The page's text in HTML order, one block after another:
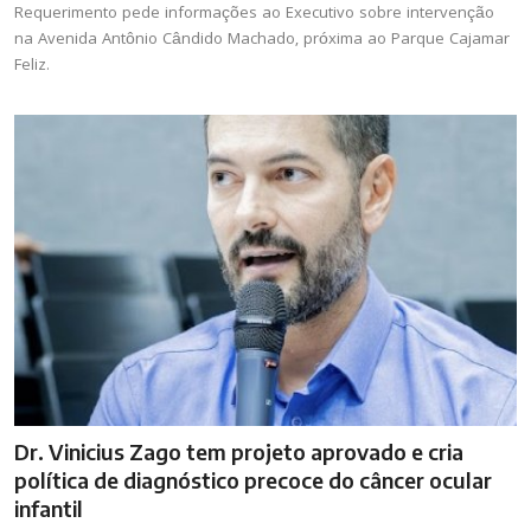
Requerimento pede informações ao Executivo sobre intervenção
na Avenida Antônio Cândido Machado, próxima ao Parque Cajamar
Feliz.
Dr. Vinicius Zago tem projeto aprovado e cria
política de diagnóstico precoce do câncer ocular
infantil